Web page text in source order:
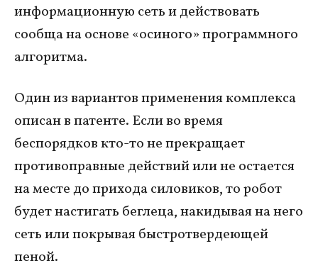
информационную сеть и действовать
сообща на основе «осиного» программного
алгоритма.
Один из вариантов применения комплекса
описан в патенте. Если во время
беспорядков кто-то не прекращает
противоправные действий или не остается
на месте до прихода силовиков, то робот
будет настигать беглеца, накидывая на него
сеть или покрывая быстротвердеющей
пеной.